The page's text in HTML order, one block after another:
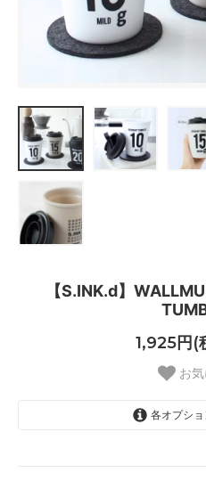
【S.INK.d】
1,925円(
お
各オプシ